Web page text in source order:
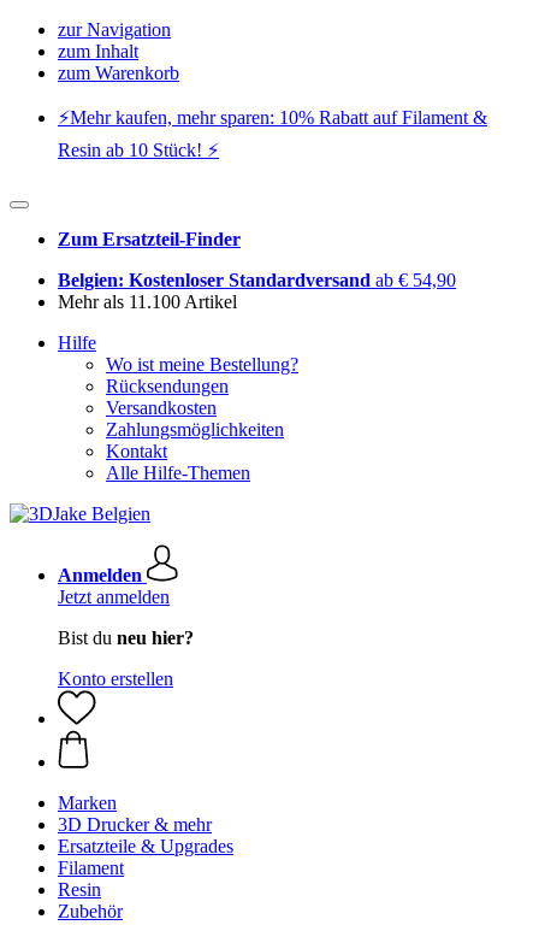
zur Navigation
zum Inhalt
zum Warenkorb
⚡️Mehr kaufen, mehr sparen: 10% Rabatt auf Filament &
Resin ab 10 Stück! ⚡️
Zum Ersatzteil-Finder
Belgien: Kostenloser Standardversand ab € 54,90
Mehr als 11.100 Artikel
Hilfe
Wo ist meine Bestellung?
Rücksendungen
Versandkosten
Zahlungsmöglichkeiten
Kontakt
Alle Hilfe-Themen
Anmelden
Jetzt anmelden
Bist du neu hier?
Konto erstellen
Marken
3D Drucker & mehr
Ersatzteile & Upgrades
Filament
Resin
Zubehör